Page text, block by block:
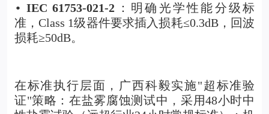
• IEC 61753-021-2 ：明确光学性能分级标
准，Class 1级器件要求插入损耗≤0.3dB，回波
损耗≥50dB。
在标准执行层面，广西科毅实施"超标准验
证"策略：在盐雾腐蚀测试中，采用48小时中